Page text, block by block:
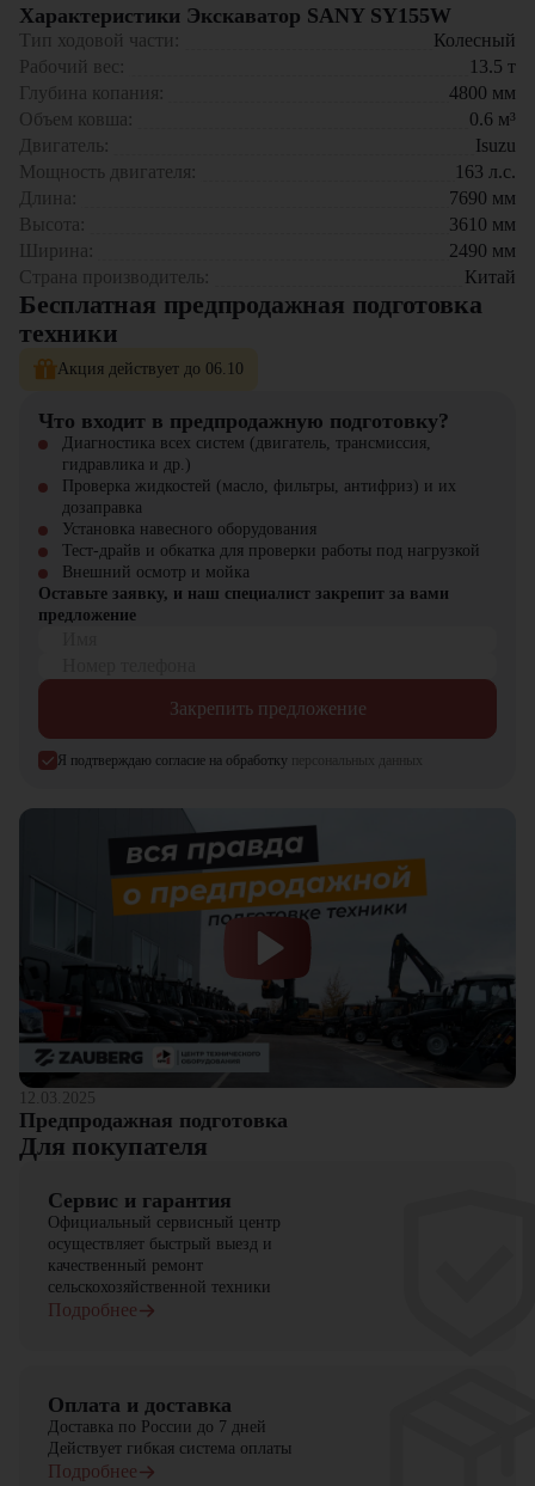
Глубина копания
До 4800 мм для выполнения
Высокая мобильность
Максимальная скорость
Эргономичная кабина
Комфорт и безопасность
SANY SY155W
идеально подходит для выполнения широкого
спектра строительных и земляных работ, обеспечивая высокую
производительность и надежность. Этот экскаватор станет важным
помощником на любой строительной площадке.
Характеристики Экскаватор SANY SY155W
Тип ходовой части:
Колесный
Рабочий вес:
13.5 т
Глубина копания:
4800 мм
Объем ковша:
0.6 м³
Двигатель:
Isuzu
Мощность двигателя:
163 л.с.
Длина:
7690 мм
Высота:
3610 мм
Ширина:
2490 мм
Страна производитель:
Китай
Бесплатная предпродажная подготовка
техники
Акция действует до 06.10
Что входит в предпродажную подготовку?
Диагностика всех систем (двигатель, трансмиссия,
гидравлика и др.)
Проверка жидкостей (масло, фильтры, антифриз) и их
дозаправка
Установка навесного оборудования
Тест-драйв и обкатка для проверки работы под нагрузкой
Внешний осмотр и мойка
Оставьте заявку, и наш специалист закрепит за вами
предложение
Закрепить предложение
Я подтверждаю согласие на обработку персональных данных
12.03.2025
Предпродажная подготовка
Для покупателя
Сервис и гарантия
Официальный сервисный центр
осуществляет быстрый выезд и
качественный ремонт
сельскохозяйственной техники
Подробнее
Оплата и доставка
Доставка по России до 7 дней
Действует гибкая система оплаты
Подробнее